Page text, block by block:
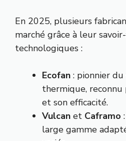
En 2025, plusieurs
marché grâce à leur
technologiques :
Ecofan : pionnier
thermique,
et son efficacité.
Vulcan et Caframo
large gamme